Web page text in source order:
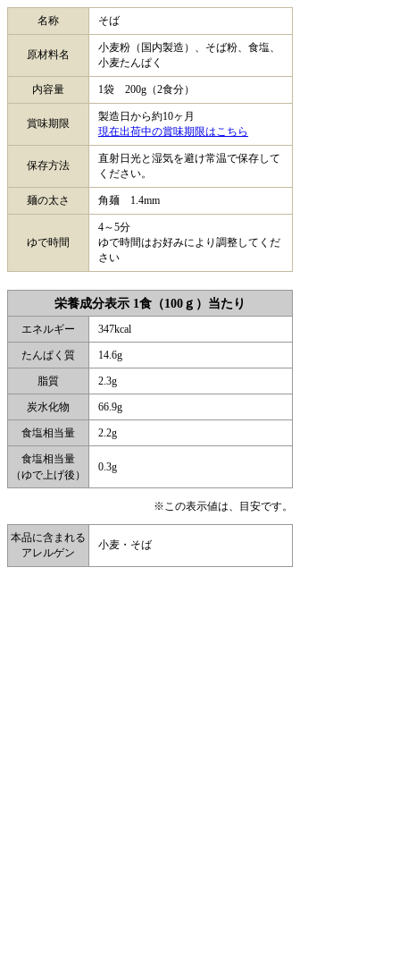
名称 そば
原材料名
小麦粉（国内製造）、そば粉、食塩、
小麦たんぱく
内容量 1袋 200g（2食分）
賞味期限
製造日から約10ヶ月
現在出荷中の賞味期限はこちら
保存方法
直射日光と湿気を避け常温で保存して
ください。
麺の太さ 角麺 1.4mm
ゆで時間
4～5分
ゆで時間はお好みにより調整してくだ
さい
栄養成分表示 1食（100ｇ）当たり
エネルギー 347kcal
たんぱく質 14.6g
脂質 2.3g
炭水化物 66.9g
食塩相当量 2.2g
食塩相当量
（ゆで上げ後）
0.3g
※この表示値は、目安です。
本品に含まれる
アレルゲン
小麦・そば